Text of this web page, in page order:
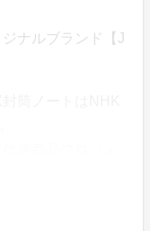
ナルブランド【J